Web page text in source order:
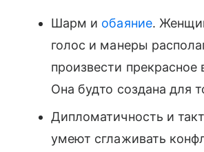
Шарм и обаяние.
голос и манеры
произвести
Она будто создана для
Дипломатичность и
умеют сглаживать